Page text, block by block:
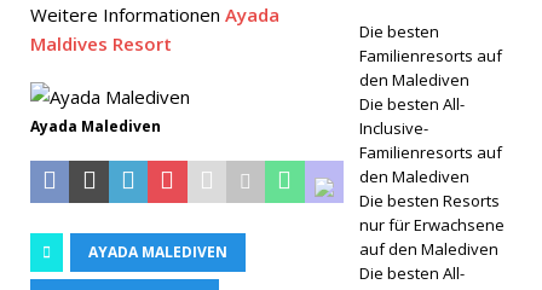
COMO
Mondneuj
Weitere Informationen Ayada
Maldives Resort
Ayada Malediven
AYADA MALEDIVEN
Die besten
Familienresorts auf
den Malediven
Die besten All-
Inclusive-
Familienresorts auf
den Malediven
Die besten Resorts
nur für Erwachsene
auf den Malediven
Die besten All-